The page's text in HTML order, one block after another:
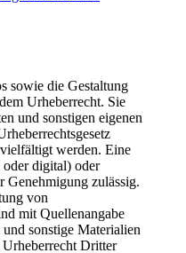
sowie die Gestaltung
Urheberrecht. Sie
und sonstigen eigenen
werden. Eine
digital) oder
Genehmigung zulässig.
von
mit Quellenangabe
sonstige Materialien
Dritter